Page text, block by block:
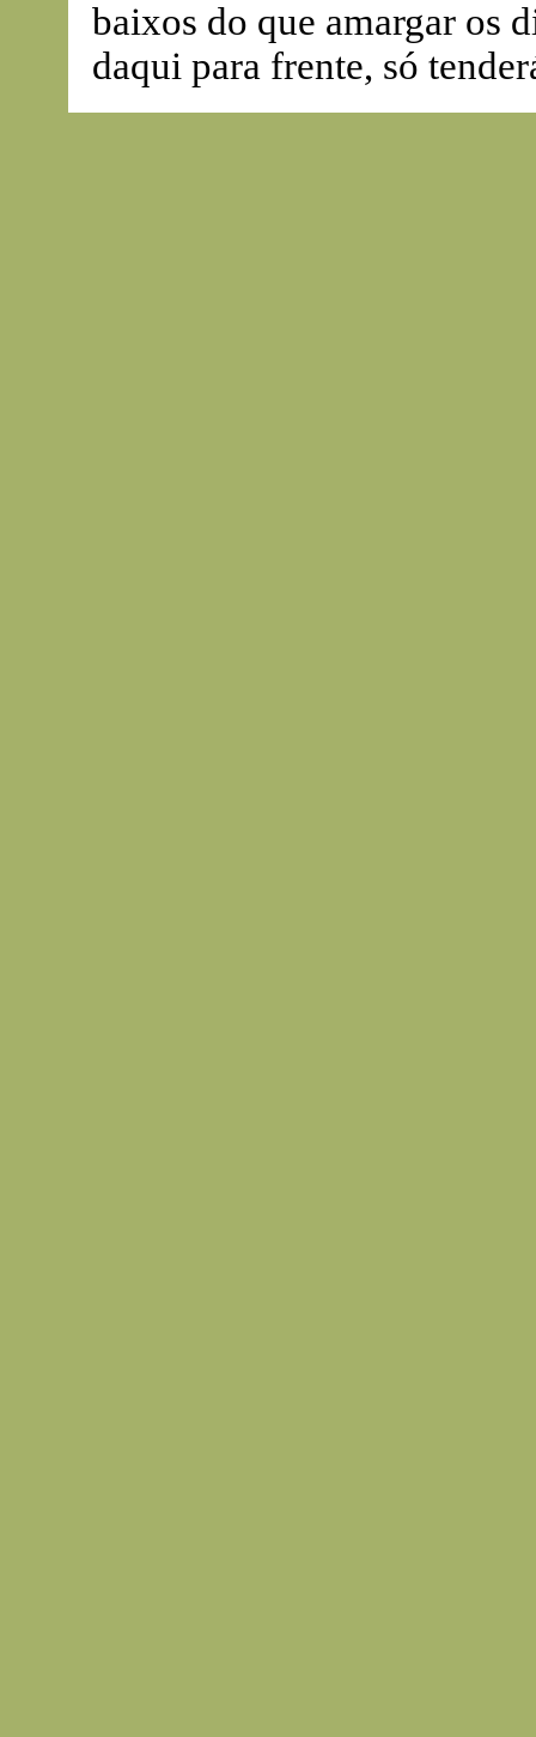
baixos do que amargar os
daqui para frente, só